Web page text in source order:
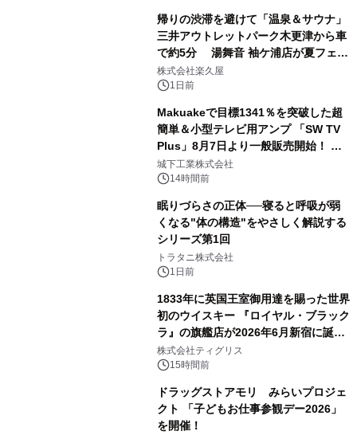
帰りの渋滞を避けて「温泉＆サウナ」
三井アウトレットパーク木更津から車
で約5分 湯舞音 袖ケ浦店が夏フェア
メニューを提供
株式会社楽久屋
1日前
Makuakeで目標1341％を突破した超
簡単＆小型テレビ用アンプ 「SW TV
Plus」8月7日より一般販売開始！ ケ
ーブル1本つなぐだけ、テレビの音が
ぐっと豊かに
城下工業株式会社
14時間前
眠りづらさの正体──寝ると呼吸が弱
くなる"体の構造"をやさしく解説する
シリーズ第1回
トラタニ株式会社
1日前
1833年に英国王室御用達を賜った世界
初のウイスキー 『ロイヤル・ブラック
ラ』の旗艦店が2026年6月新宿に誕
生 バカルディ ジャパンと連携した
没入型バー「BAR Arca」
株式会社ティグリス
15時間前
ドラッグストアモリ みらいプロジェ
クト 「子どもお仕事参観デー2026」
を開催！